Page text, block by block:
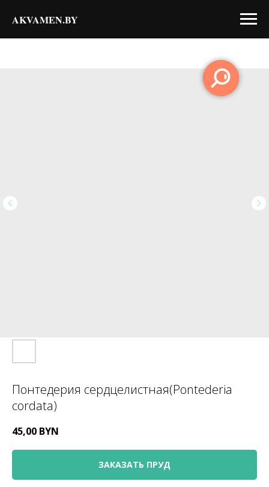
AKVAMEN.BY
Понтедерия сердцелистная(Pontederia
cordata)
45,00 BYN
ЗАКАЗАТЬ ПРУД